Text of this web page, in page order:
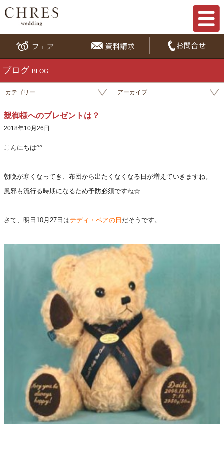
ブログ BLOG
カテゴリー アーカイブ
親御様へのプレゼントは？
2018年10月26日
こんにちは^^
朝晩が寒くなってき、布団から出たくなくなる日が増えていきますね。
風邪も流行る時期になるため予防必須ですね☆
さて、明日10月27日はテディ・ベアの日 だそうです。